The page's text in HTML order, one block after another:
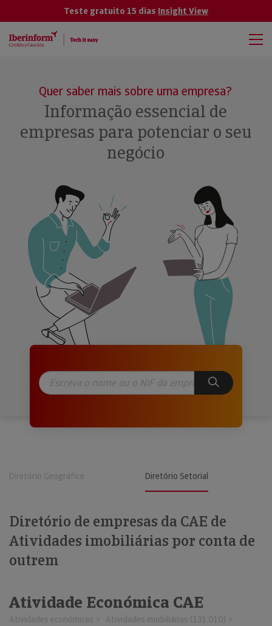
Teste gratuito 15 dias Insight View
Quer saber mais sobre uma empresa?
Informação essencial de
empresas para potenciar o seu
negócio
Diretório Geográfico Diretório Setorial
Diretório de empresas da CAE de
Atividades imobiliárias por conta de
outrem
Atividade Económica CAE
Atividades económicas
Atividades imobiliárias (131.010)